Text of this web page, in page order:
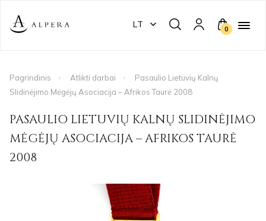
LT 0
Pagrindinis Atlikti darbai
Pasaulio Lietuvių Kalnų
Slidinėjimo Mėgėjų Asociacija – Afrikos Taurė 2008
PASAULIO LIETUVIŲ KALNŲ SLIDINĖJIMO
MĖGĖJŲ ASOCIACIJA – AFRIKOS TAURĖ
2008